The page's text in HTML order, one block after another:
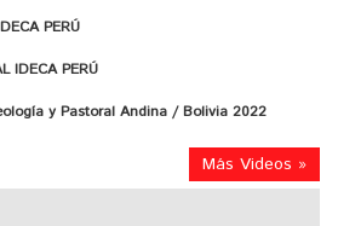
PERÚ
IDECA PERÚ
y Pastoral Andina / Bolivia 2022
Más Videos »